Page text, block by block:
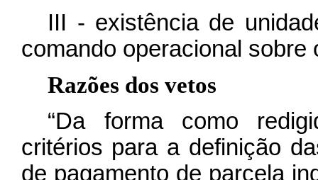
III - existência de
comando operacional sobre
Razões dos vetos
“Da forma como
critérios para a definição
de pagamento de parcela